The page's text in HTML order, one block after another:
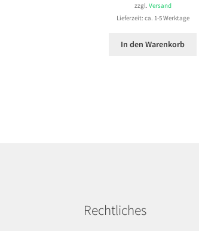
zzgl. Versand
Lieferzeit: ca. 1-5 Werktage
In den Warenkorb
Rechtliches